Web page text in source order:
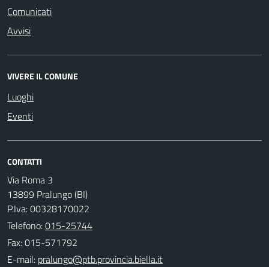
Comunicati
Avvisi
VIVERE IL COMUNE
Luoghi
Eventi
CONTATTI
Via Roma 3
13899 Pralungo (BI)
P.Iva: 00328170022
Telefono:015-25744
Fax: 015-571792
E-mail: